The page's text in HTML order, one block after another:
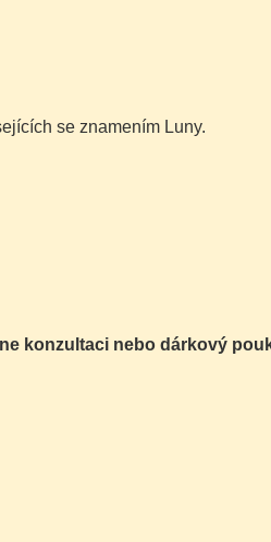
se znamením Luny.
konzultaci nebo dárkový